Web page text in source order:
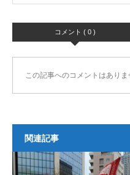
コメント ( 0 )
この記事へのコメントはありま
関連記事